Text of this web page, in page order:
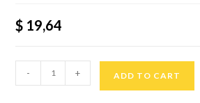
$ 19,64
- + ADD TO CART